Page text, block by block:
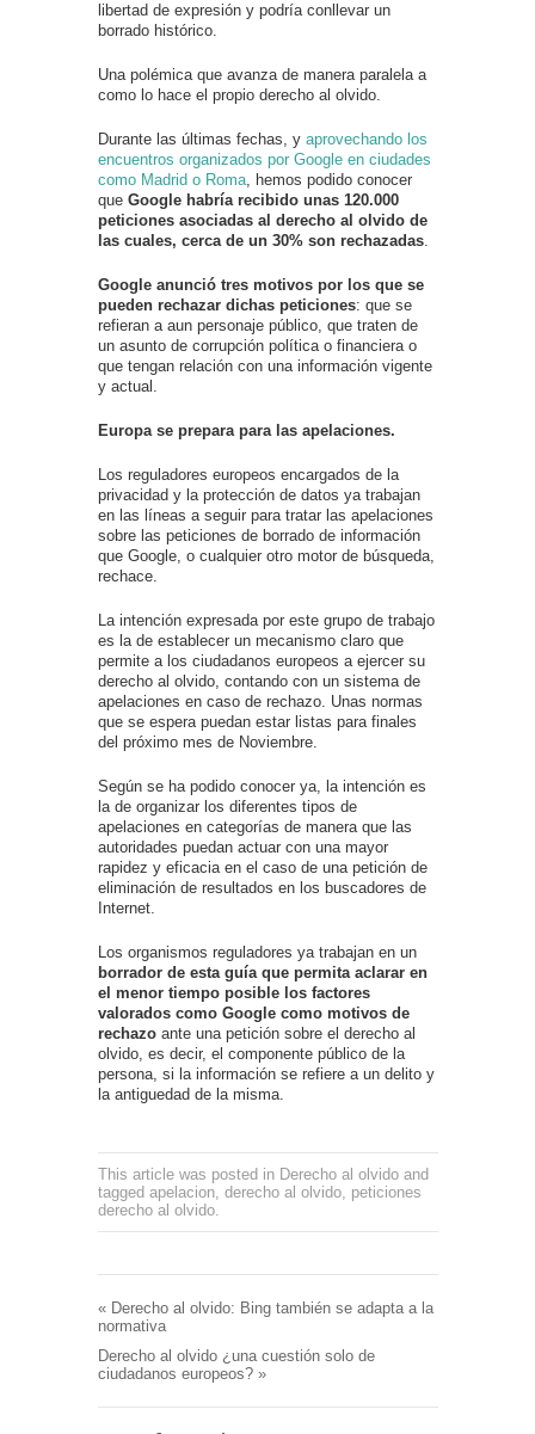
libertad de expresión y podría conllevar un
borrado histórico.
Una polémica que avanza de manera paralela a
como lo hace el propio derecho al olvido.
Durante las últimas fechas, y aprovechando los
encuentros organizados por Google en ciudades
como Madrid o Roma, hemos podido conocer
que Google habría recibido unas 120.000
peticiones asociadas al derecho al olvido de
las cuales, cerca de un 30% son rechazadas.
Google anunció tres motivos por los que se
pueden rechazar dichas peticiones: que se
refieran a aun personaje público, que traten de
un asunto de corrupción política o financiera o
que tengan relación con una información vigente
y actual.
Europa se prepara para las apelaciones.
Los reguladores europeos encargados de la
privacidad y la protección de datos ya trabajan
en las líneas a seguir para tratar las apelaciones
sobre las peticiones de borrado de información
que Google, o cualquier otro motor de búsqueda,
rechace.
La intención expresada por este grupo de trabajo
es la de establecer un mecanismo claro que
permite a los ciudadanos europeos a ejercer su
derecho al olvido, contando con un sistema de
apelaciones en caso de rechazo. Unas normas
que se espera puedan estar listas para finales
del próximo mes de Noviembre.
Según se ha podido conocer ya, la intención es
la de organizar los diferentes tipos de
apelaciones en categorías de manera que las
autoridades puedan actuar con una mayor
rapidez y eficacia en el caso de una petición de
eliminación de resultados en los buscadores de
Internet.
Los organismos reguladores ya trabajan en un
borrador de esta guía que permita aclarar en
el menor tiempo posible los factores
valorados como Google como motivos de
rechazoante una petición sobre el derecho al
olvido, es decir, el componente público de la
persona, si la información se refiere a un delito y
la antiguedad de la misma.
This article was posted in Derecho al olvidoand
tagged apelacion, derecho al olvido, peticiones
derecho al olvido.
«Derecho al olvido: Bing también se adapta a la
normativa
Derecho al olvido ¿una cuestión solo de
ciudadanos europeos? »